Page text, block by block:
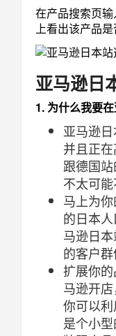
在产品搜索页
上看出该产品
亚马逊日
1. 为什么我要
亚马逊日
并且正
跟德国
不太可
马上为
的日本
马逊日
的客户
扩展你
马逊开店
你可以
是个小